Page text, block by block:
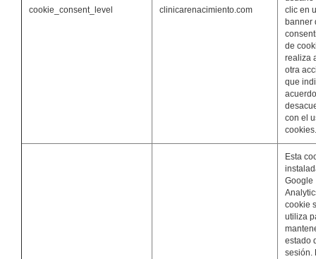
cookie_consent_level clinicarenacimiento.com
clic en
banner
de
realiza
otra
que
con el
cookies.
Esta
Google
cookie
utiliza
estado
sesión.